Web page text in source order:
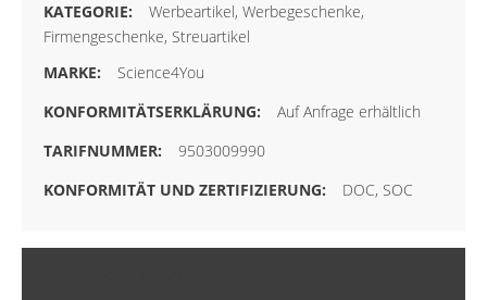
Werbeartikel, Werbegeschenke,
Firmengeschenke, Streuartikel
Science4You
Auf Anfrage erhältlich
9503009990
DOC, SOC